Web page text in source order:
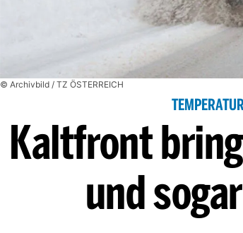
© Archivbild / TZ ÖSTERREICH
Kaltfront
und